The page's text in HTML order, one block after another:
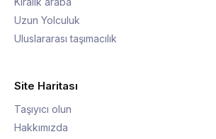
Uzun Yolculuk
Uluslararası taşımacılık
Site Haritası
Taşıyıcı olun
Hakkımızda